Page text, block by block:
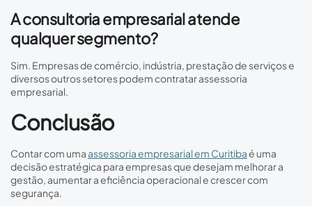
A consultoria empresarial atende
qualquer segmento?
Sim. Empresas de comércio, indústria, prestação de serviços e
diversos outros setores podem contratar assessoria
empresarial.
Conclusão
Contar com umaassessoria empresarial em Curitibaé uma
decisão estratégica para empresas que desejam melhorar a
gestão, aumentar a eficiência operacional e crescer com
segurança.